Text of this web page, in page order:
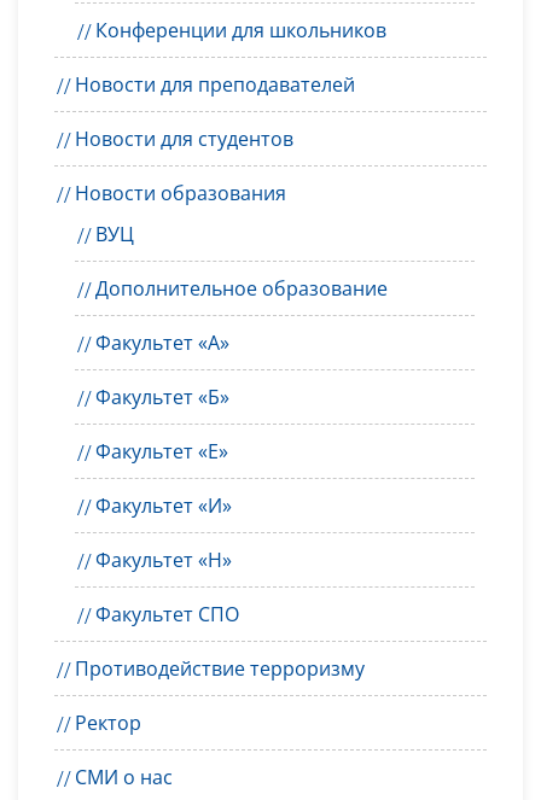
Конференции для школьников
Новости для преподавателей
Новости для студентов
Новости образования
ВУЦ
Дополнительное образование
Факультет «А»
Факультет «Б»
Факультет «Е»
Факультет «И»
Факультет «Н»
Факультет СПО
Противодействие терроризму
Ректор
СМИ о нас